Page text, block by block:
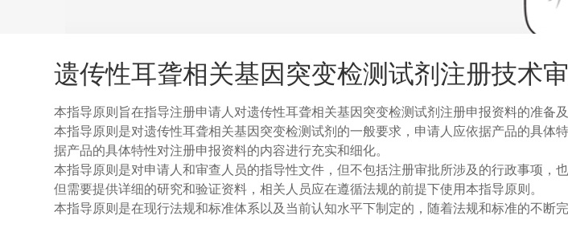
遗传性耳聋相关基因突变检测试剂注册技术
本指导原则旨在指导注册申请人对遗传性耳聋相关基因突变检测试剂注册申报资料的准备
本指导原则是对遗传性耳聋相关基因突变检测试剂的一般要求，申请人应依据产品的具
据产品的具体特性对注册申报资料的内容进行充实和细化。
本指导原则是对申请人和审查人员的指导性文件，但不包括注册审批所涉及的行政事项，
但需要提供详细的研究和验证资料，相关人员应在遵循法规的前提下使用本指导原则。
本指导原则是在现行法规和标准体系以及当前认知水平下制定的，随着法规和标准的不断